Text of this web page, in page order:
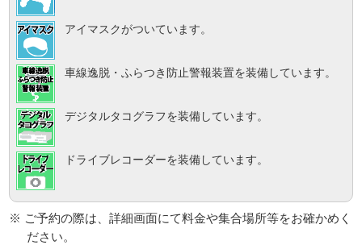
アイマスクがついています。
車線逸脱・ふらつき防止警報装置を装備しています。
デジタルタコグラフを装備しています。
ドライブレコーダーを装備しています。
※ ご予約の際は、詳細画面にて料金や集合場所等をお確かめく
ださい。